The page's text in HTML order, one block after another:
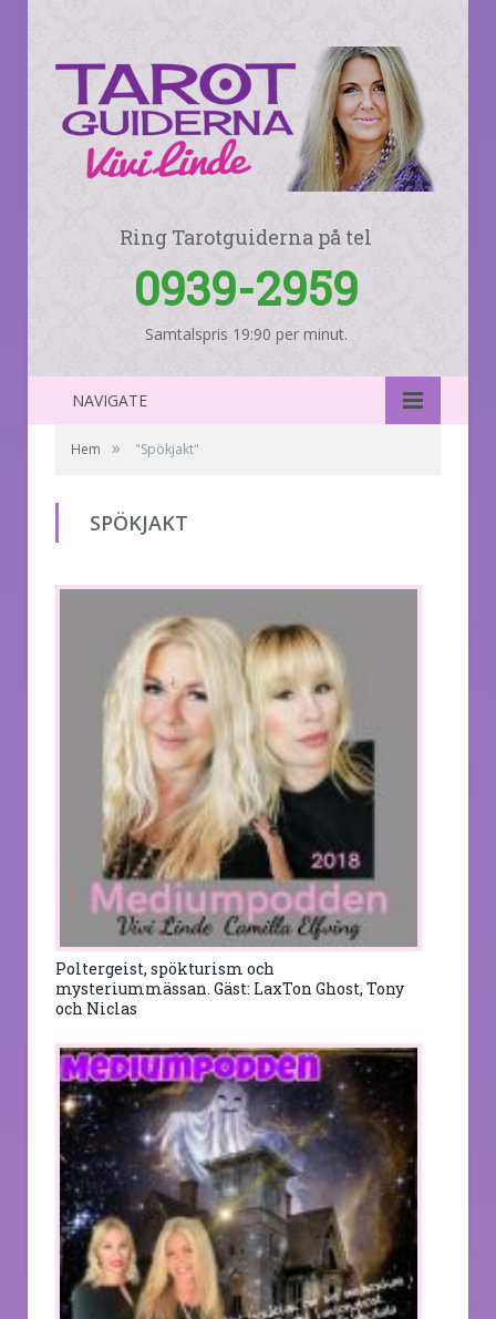
Ring Tarotguiderna på tel
0939-2959
Samtalspris 19:90 per minut.
NAVIGATE
Hem » "Spökjakt"
SPÖKJAKT
Poltergeist, spökturism och
mysteriummässan. Gäst: LaxTon Ghost, Tony
och Niclas